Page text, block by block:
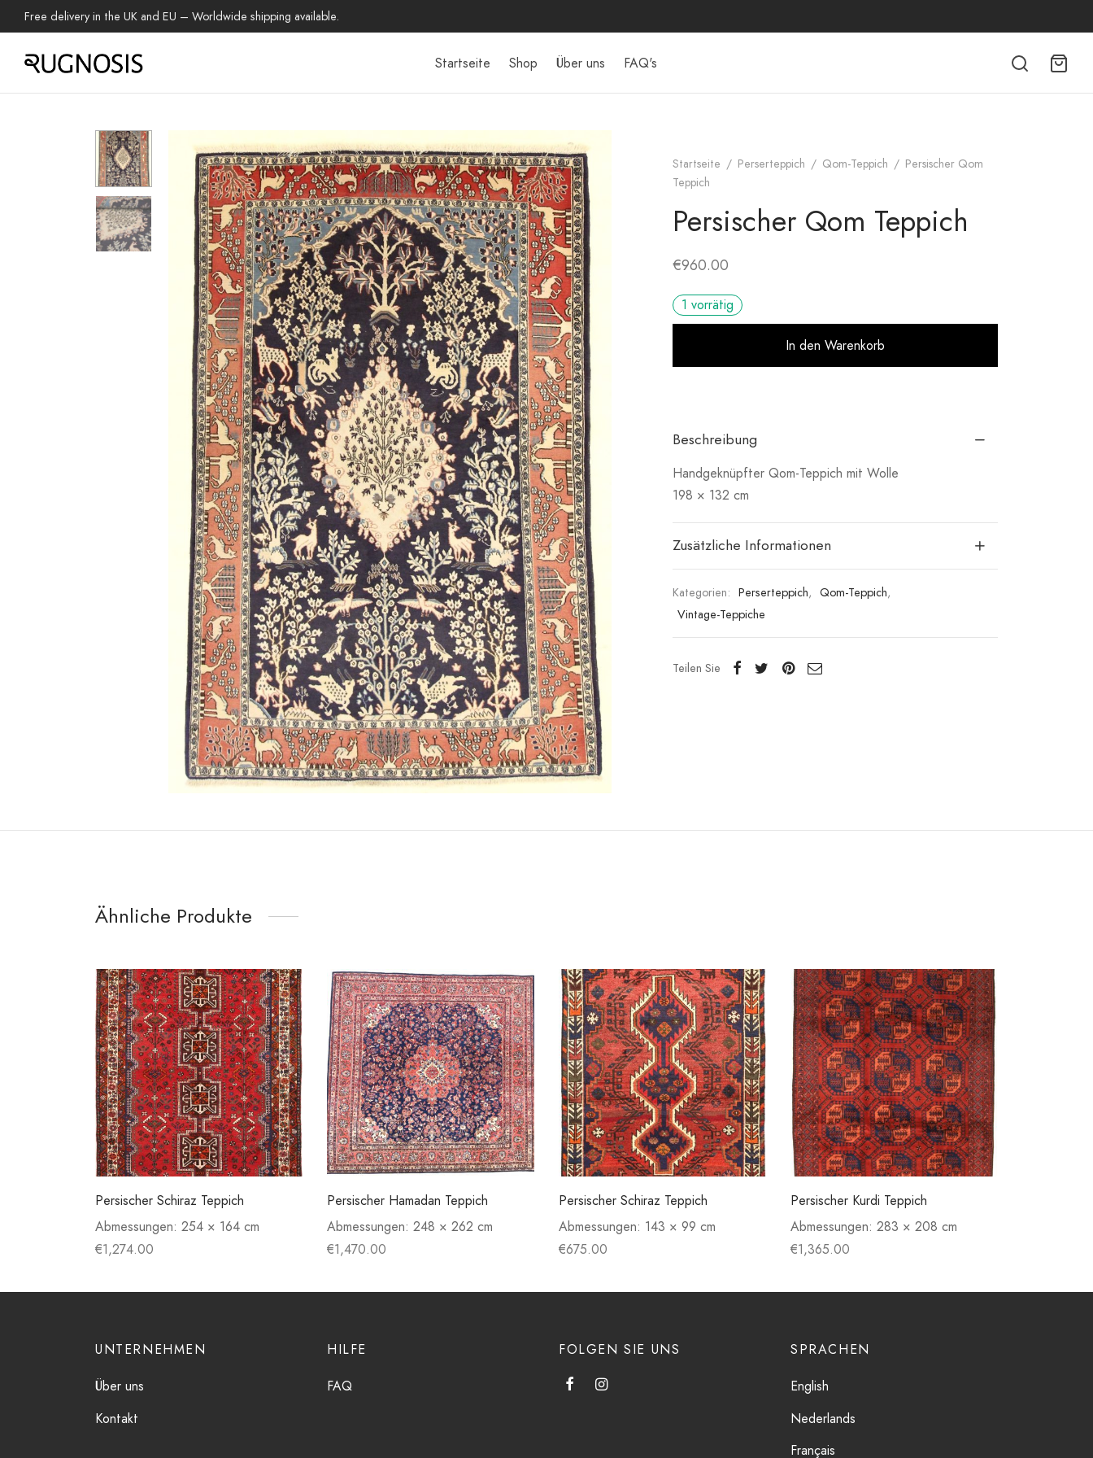
Free delivery in the UK and EU – Worldwide shipping available.
Startseite Shop Über uns FAQ's
Startseite / Perserteppich / Qom-Teppich / Persischer Qom
Teppich
Persischer Qom Teppich
€960.00
1 vorrätig
In den Warenkorb
Beschreibung
Handgeknüpfter Qom-Teppich mit Wolle
198 × 132 cm
Zusätzliche Informationen
Kategorien: Perserteppich, Qom-Teppich,
Vintage-Teppiche
Teilen Sie
Ähnliche Produkte
Persischer Schiraz Teppich
Abmessungen: 254 × 164 cm
€1,274.00
Persischer Hamadan Teppich
Abmessungen: 248 × 262 cm
€1,470.00
Persischer Schiraz Teppich
Abmessungen: 143 × 99 cm
€675.00
Persischer Kurdi Teppich
Abmessungen: 283 × 208 cm
€1,365.00
UNTERNEHMEN
Über uns
Kontakt
HILFE
FAQ
FOLGEN SIE UNS
SPRACHEN
English
Nederlands
Français